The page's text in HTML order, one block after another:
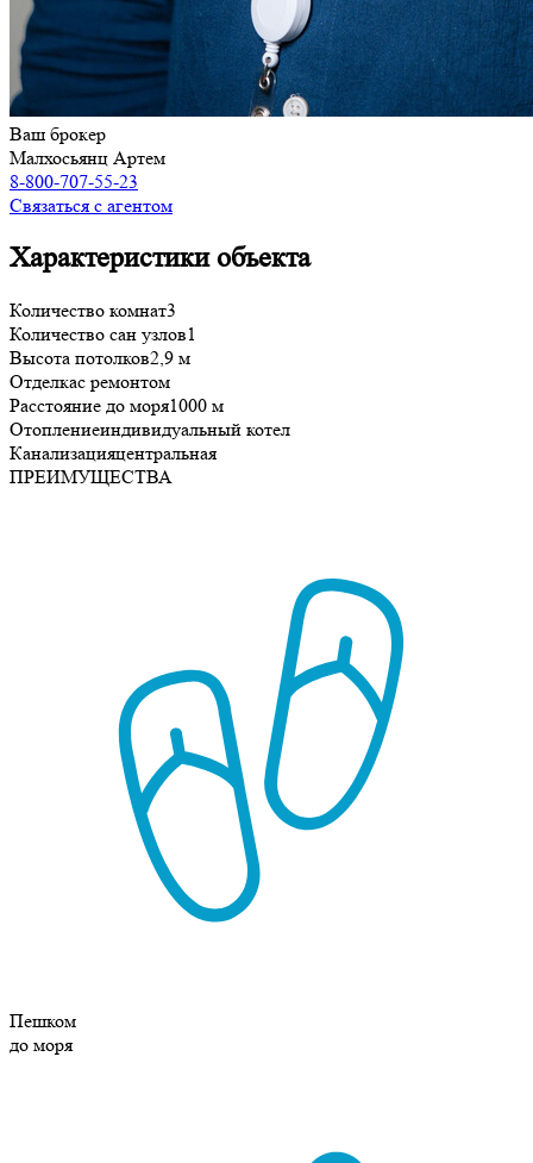
Ваш брокер
Малхосьянц Артем
8-800-707-55-23
Связаться с агентом
Характеристики объекта
Количество комнат3
Количество сан узлов1
Высота потолков2,9 м
Отделкас ремонтом
Расстояние до моря1000 м
Отоплениеиндивидуальный котел
Канализацияцентральная
ПРЕИМУЩЕСТВА
Пешком
до моря